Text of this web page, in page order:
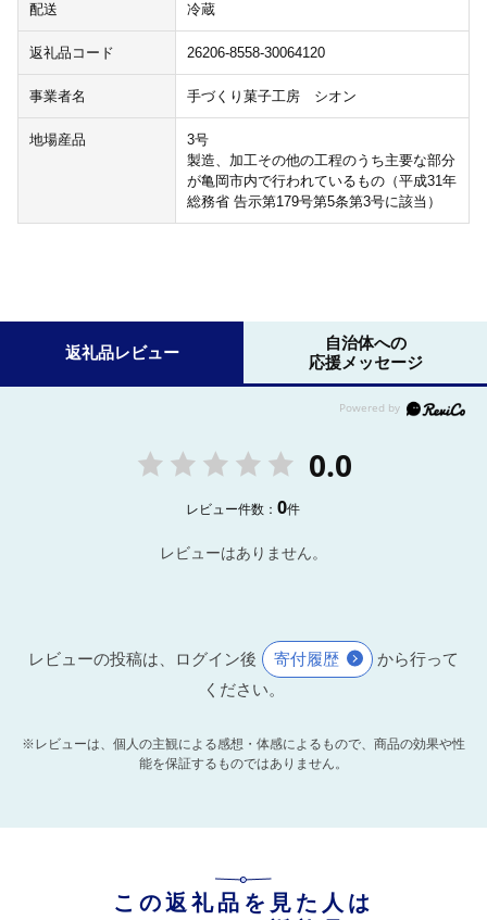
配送 冷蔵
返礼品コード 26206-8558-30064120
事業者名 手づくり菓子工房 シオン
地場産品
3号
製造、加工その他の工程のうち主要な部分
が亀岡市内で行われているもの（平成31年
総務省 告示第179号第5条第3号に該当）
返礼品レビュー
自治体への
応援メッセージ
0.0
レビュー件数：0件
レビューはありません。
レビューの投稿は、ログイン後 寄付履歴
から行って
ください。
※レビューは、個人の主観による感想・体感によるもので、商品の効果や性
能を保証するものではありません。
この返礼品を見た人は